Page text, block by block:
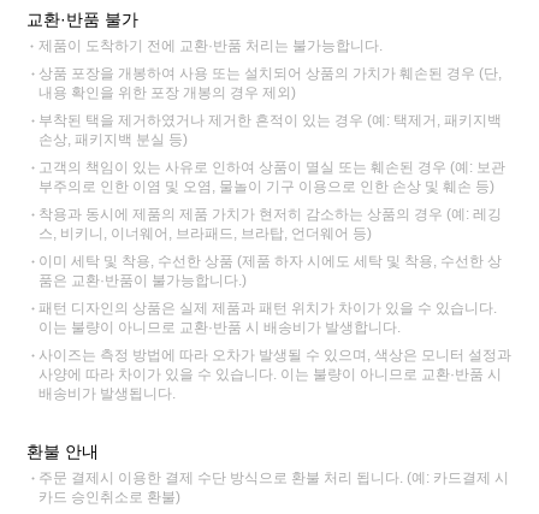
교환·반품 불가
제품이 도착하기 전에 교환·반품 처리는 불가능합니다.
상품 포장을 개봉하여 사용 또는 설치되어 상품의 가치가 훼손된 경우 (단,
내용 확인을 위한 포장 개봉의 경우 제외)
부착된 택을 제거하였거나 제거한 흔적이 있는 경우 (예: 택제거, 패키지백
손상, 패키지백 분실 등)
고객의 책임이 있는 사유로 인하여 상품이 멸실 또는 훼손된 경우 (예: 보관
부주의로 인한 이염 및 오염, 물놀이 기구 이용으로 인한 손상 및 훼손 등)
착용과 동시에 제품의 제품 가치가 현저히 감소하는 상품의 경우 (예: 레깅
스, 비키니, 이너웨어, 브라패드, 브라탑, 언더웨어 등)
이미 세탁 및 착용, 수선한 상품 (제품 하자 시에도 세탁 및 착용, 수선한 상
품은 교환·반품이 불가능합니다.)
패턴 디자인의 상품은 실제 제품과 패턴 위치가 차이가 있을 수 있습니다.
이는 불량이 아니므로 교환·반품 시 배송비가 발생합니다.
사이즈는 측정 방법에 따라 오차가 발생될 수 있으며, 색상은 모니터 설정과
사양에 따라 차이가 있을 수 있습니다. 이는 불량이 아니므로 교환·반품 시
배송비가 발생됩니다.
환불 안내
주문 결제시 이용한 결제 수단 방식으로 환불 처리 됩니다. (예: 카드결제 시
카드 승인취소로 환불)